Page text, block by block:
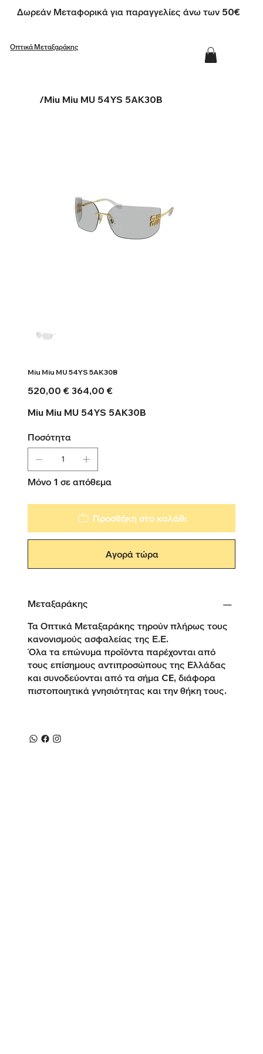
Δωρεάν Μεταφορικά για παραγγελίες άνω των 50€
Οπτικά Μεταξαράκης
/Miu Miu MU 54YS 5AK30B
Miu Miu MU 54YS 5AK30B
Αρχική
τιμή
520,00 € Τιμή
έκπτωσης
364,00 €
Miu Miu MU 54YS 5AK30B
Ποσότητα
Μόνο 1 σε απόθεμα
Προσθήκη στο καλάθι
Αγορά τώρα
Μεταξαράκης
Τα Οπτικά Μεταξαράκης τηρούν πλήρως τους
κανονισμούς ασφαλείας της Ε.Ε.
Όλα τα επώνυμα προϊόντα παρέχονται από
τους επίσημους αντιπροσώπους της Ελλάδας
και συνοδεύονται από τα σήμα CE, διάφορα
πιστοποιητικά γνησιότητας και την θήκη τους.